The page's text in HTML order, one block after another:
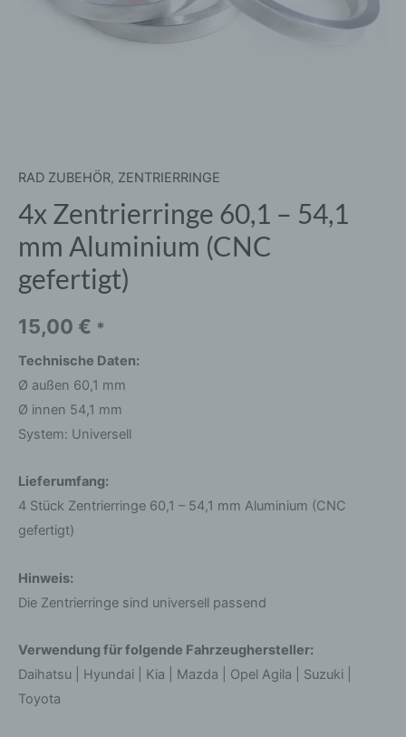
RAD ZUBEHÖR, ZENTRIERRINGE
4x Zentrierringe 60,1 – 54,1
mm Aluminium (CNC
gefertigt)
15,00 € *
Technische Daten:
Ø außen 60,1 mm
Ø innen 54,1 mm
System: Universell
Lieferumfang:
4 Stück Zentrierringe 60,1 – 54,1 mm Aluminium (CNC
gefertigt)
Hinweis:
Die Zentrierringe sind universell passend
Verwendung für folgende Fahrzeughersteller:
Daihatsu | Hyundai | Kia | Mazda | Opel Agila | Suzuki |
Toyota